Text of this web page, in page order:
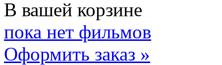
В вашей корзине
пока нет фильмов
Оформить заказ »